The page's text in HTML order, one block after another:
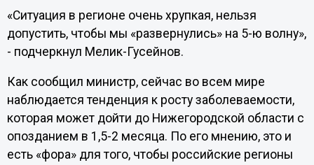
«Ситуация в регионе очень хрупкая, нельзя
допустить, чтобы мы «развернулись» на 5-ю волну»,
- подчеркнул Мелик-Гусейнов.
Как сообщил министр, сейчас во всем мире
наблюдается тенденция к росту заболеваемости,
которая может дойти до Нижегородской области с
опозданием в 1,5-2 месяца. По его мнению, это и
есть «фора» для того, чтобы российские регионы